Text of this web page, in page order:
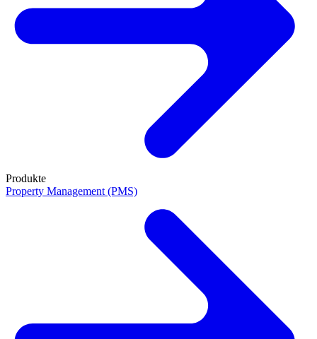
Produkte
Property Management (PMS)